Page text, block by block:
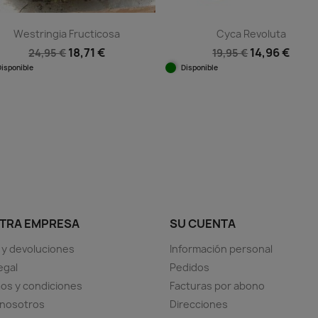
Westringia Fructicosa
24,95 € 18,71 €
Cyca Revoluta
19,95 € 14,96 €
Disponible
EMPRESA
y devoluciones
y condiciones
SU CUENTA
Información personal
Pedidos
Facturas por abono
Direcciones